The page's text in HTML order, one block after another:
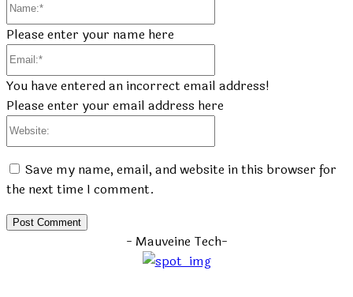
Please enter your name here
You have entered an incorrect email address!
Please enter your email address here
Save my name, email, and website in this browser for
the next time I comment.
- Mauveine Tech-